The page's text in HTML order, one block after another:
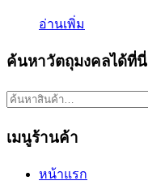
อ่านเพิ่ม
ค้นหาวัตถุมงคลได้ที่นี่
ค้นหา:
เมนูร้านค้า
หน้าแรก